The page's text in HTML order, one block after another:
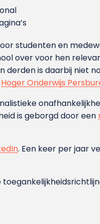
studenten en
over voor hen
is daarbij niet
Hoger Onderwijs
is geborgd door een
. Een keer per jaar